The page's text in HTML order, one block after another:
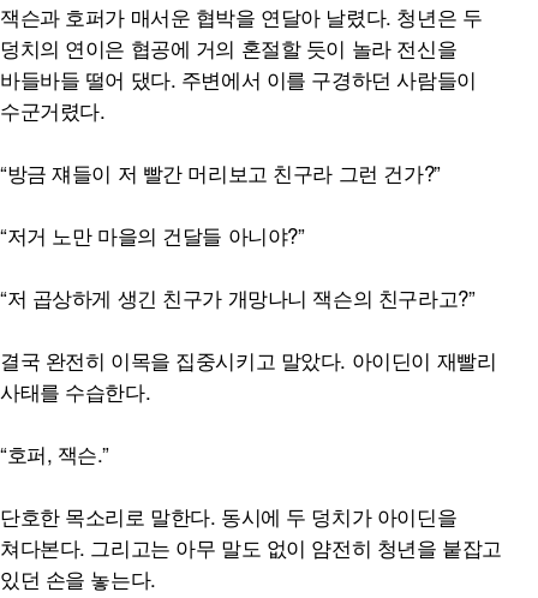
잭슨과 호퍼가 매서운 협박을 연달아 날렸다. 청년은 두
덩치의 연이은 협공에 거의 혼절할 듯이 놀라 전신을
바들바들 떨어 댔다. 주변에서 이를 구경하던 사람들이
수군거렸다.
“방금 쟤들이 저 빨간 머리보고 친구라 그런 건가?”
“저거 노만 마을의 건달들 아니야?”
“저 곱상하게 생긴 친구가 개망나니 잭슨의 친구라고?”
결국 완전히 이목을 집중시키고 말았다. 아이딘이 재빨리
사태를 수습한다.
“호퍼, 잭슨.”
단호한 목소리로 말한다. 동시에 두 덩치가 아이딘을
쳐다본다. 그리고는 아무 말도 없이 얌전히 청년을 붙잡고
있던 손을 놓는다.